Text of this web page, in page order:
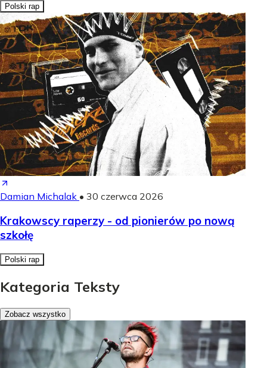
Polski rap
Damian Michalak • 30 czerwca 2026
Krakowscy raperzy - od pionierów po nową
szkołę
Polski rap
Kategoria Teksty
Zobacz wszystko